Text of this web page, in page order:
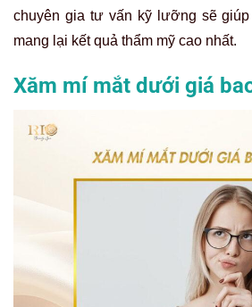
chuyên gia tư vấn kỹ lưỡng sẽ
mang lại kết quả thẩm mỹ cao nhất.
Xăm mí mắt dưới giá